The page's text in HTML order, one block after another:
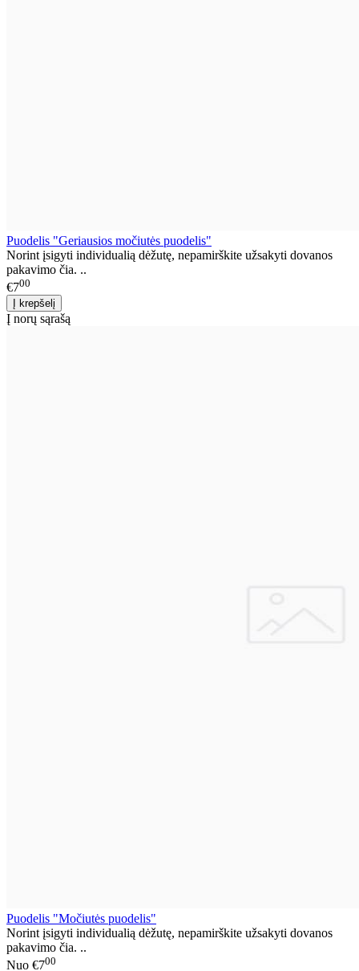
Puodelis "Geriausios močiutės puodelis"
Norint įsigyti individualią dėžutę, nepamirškite užsakyti dovanos
pakavimo čia. ..
€700
Į norų sąrašą
Puodelis "Močiutės puodelis"
Norint įsigyti individualią dėžutę, nepamirškite užsakyti dovanos
pakavimo čia. ..
Nuo €700